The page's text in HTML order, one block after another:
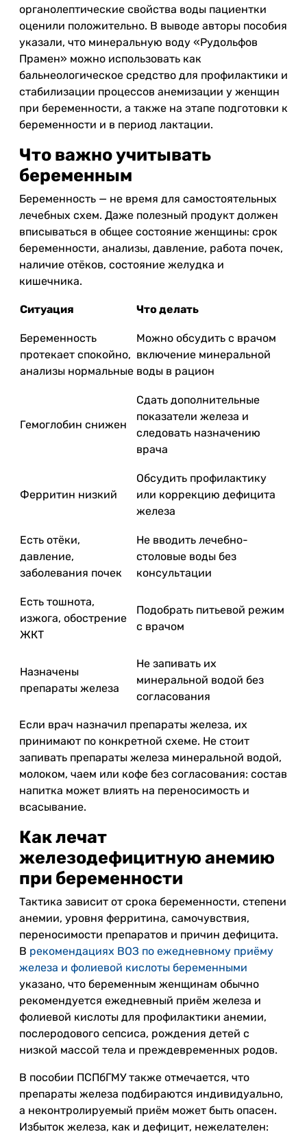
органолептические свойства воды пациентки
оценили положительно. В выводе авторы пособия
указали, что минеральную воду «Рудольфов
Прамен» можно использовать как
бальнеологическое средство для профилактики и
стабилизации процессов анемизации у женщин
при беременности, а также на этапе подготовки к
беременности и в период лактации.
Что важно учитывать
беременным
Беременность — не время для самостоятельных
лечебных схем. Даже полезный продукт должен
вписываться в общее состояние женщины: срок
беременности, анализы, давление, работа почек,
наличие отёков, состояние желудка и
кишечника.
Ситуация Что делать
Беременность
протекает спокойно,
анализы нормальные
Можно обсудить с врачом
включение минеральной
воды в рацион
Гемоглобин снижен
Сдать дополнительные
показатели железа и
следовать назначению
врача
Ферритин низкий
Обсудить профилактику
или коррекцию дефицита
железа
Есть отёки,
давление,
заболевания почек
Не вводить лечебно-
столовые воды без
консультации
Есть тошнота,
изжога, обострение
ЖКТ
Подобрать питьевой режим
с врачом
Назначены
препараты железа
Не запивать их
минеральной водой без
согласования
Если врач назначил препараты железа, их
принимают по конкретной схеме. Не стоит
запивать препараты железа минеральной водой,
молоком, чаем или кофе без согласования: состав
напитка может влиять на переносимость и
всасывание.
Как лечат
железодефицитную анемию
при беременности
Тактика зависит от срока беременности, степени
анемии, уровня ферритина, самочувствия,
переносимости препаратов и причин дефицита.
В рекомендациях ВОЗ по ежедневному приёму
железа и фолиевой кислоты беременными
указано, что беременным женщинам обычно
рекомендуется ежедневный приём железа и
фолиевой кислоты для профилактики анемии,
послеродового сепсиса, рождения детей с
низкой массой тела и преждевременных родов.
В пособии ПСПбГМУ также отмечается, что
препараты железа подбираются индивидуально,
а неконтролируемый приём может быть опасен.
Избыток железа, как и дефицит, нежелателен: